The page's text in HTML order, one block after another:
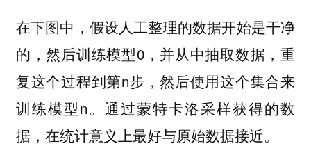
在下图中，假设人工整理的数据开始是干净
的，然后训练模型0，并从中抽取数据，重
复这个过程到第n步，然后使用这个集合来
训练模型n。通过蒙特卡洛采样获得的数
据，在统计意义上最好与原始数据接近。